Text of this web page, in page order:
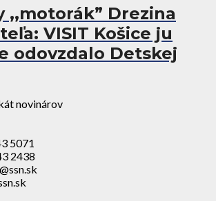
,,motorák” Drezina
VISIT Košice ju
odovzdalo Detskej
5071
2438